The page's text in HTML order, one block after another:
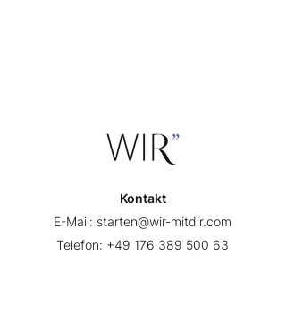
Kontakt
E-Mail: starten@wir-mitdir.com
Telefon: +49 176 389 500 63